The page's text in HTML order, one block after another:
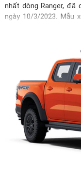
nhất dòng Ranger,
ngày 10/3/2023. Mẫu
phiên bản duy nhất
trung vào khả năng
đem đến cho khách
Không gian bên
thường nhưng vật liệu
phối màu Đỏ/Đen vô
thất Ford Ranger
nghệ tiên tiến hơn
Ford Ranger Raptor
TDCi mạnh mẽ được
mà bạn luôn mong